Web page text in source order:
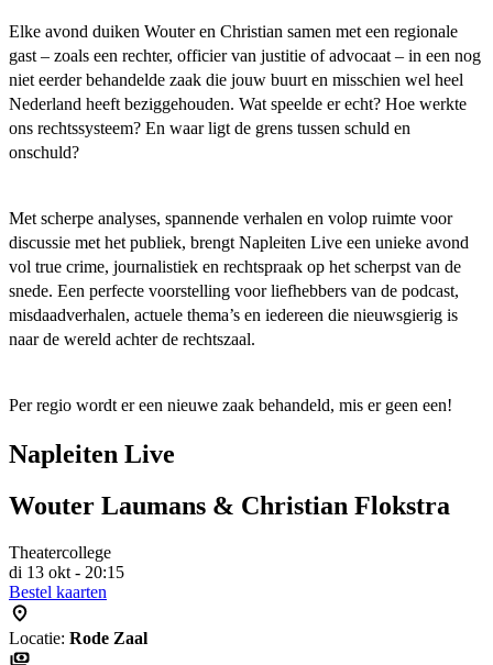
Elke avond duiken Wouter en Christian samen met een regionale
gast – zoals een rechter, officier van justitie of advocaat – in een nog
niet eerder behandelde zaak die jouw buurt en misschien wel heel
Nederland heeft beziggehouden. Wat speelde er echt? Hoe werkte
ons rechtssysteem? En waar ligt de grens tussen schuld en
onschuld?
Met scherpe analyses, spannende verhalen en volop ruimte voor
discussie met het publiek, brengt Napleiten Live een unieke avond
vol true crime, journalistiek en rechtspraak op het scherpst van de
snede. Een perfecte voorstelling voor liefhebbers van de podcast,
misdaadverhalen, actuele thema’s en iedereen die nieuwsgierig is
naar de wereld achter de rechtszaal.
Per regio wordt er een nieuwe zaak behandeld, mis er geen een!
Napleiten Live
Wouter Laumans & Christian Flokstra
Theatercollege
di 13 okt - 20:15
Bestel kaarten
Locatie: Rode Zaal